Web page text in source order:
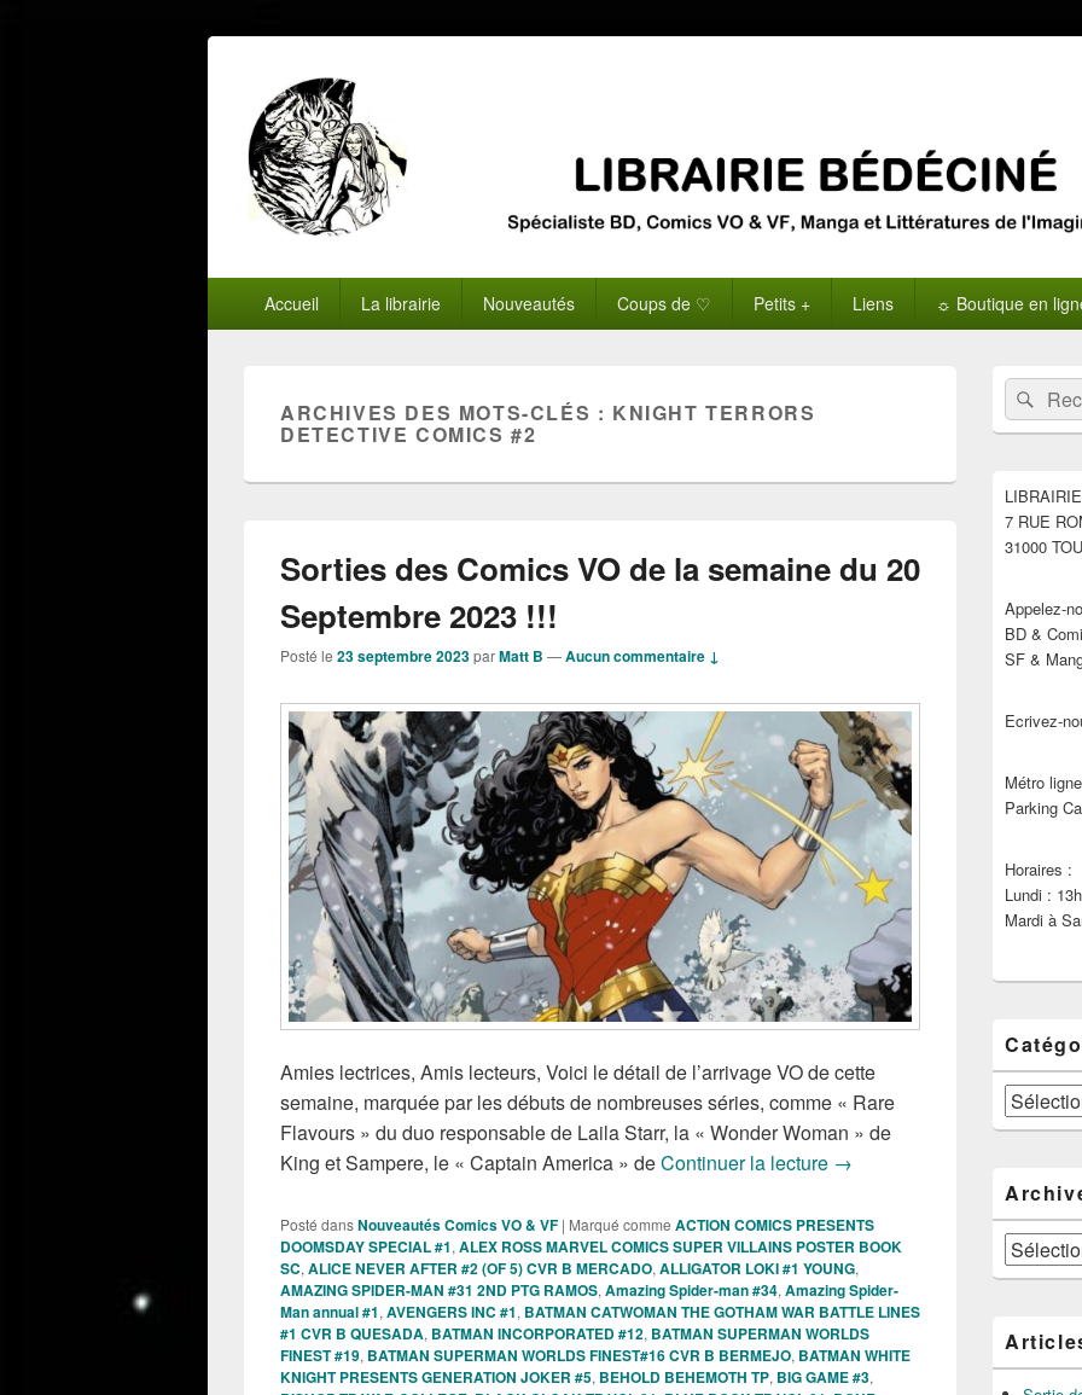
principalAccueil La librairie Nouveautés Coups de ♡ Petits + Liens ☼ Boutique en
ARCHIVES DES MOTS-CLÉS : KNIGHT TERRORS
DETECTIVE COMICS #2
Sorties des Comics VO de la semaine du 20
Septembre 2023 !!!
Posté le 23 septembre 2023parMatt B —Aucun commentaire ↓
Amies lectrices, Amis lecteurs, Voici le détail de l’arrivage VO de cette
semaine, marquée par les débuts de nombreuses séries, comme « Rare
Flavours » du duo responsable de Laila Starr, la « Wonder Woman » de
King et Sampere, le « Captain America » deContinuer la lecture Sorties des Comics VO de
→
Posté dansNouveautés Comics VO & VF | Marqué comme ACTION COMICS PRESENTS
DOOMSDAY SPECIAL #1, ALEX ROSS MARVEL COMICS SUPER VILLAINS POSTER BOOK
SC, ALICE NEVER AFTER #2 (OF 5) CVR B MERCADO, ALLIGATOR LOKI #1 YOUNG,
AMAZING SPIDER-MAN #31 2ND PTG RAMOS, Amazing Spider-man #34, Amazing Spider-
Man annual #1, AVENGERS INC #1, BATMAN CATWOMAN THE GOTHAM WAR BATTLE LINES
#1 CVR B QUESADA, BATMAN INCORPORATED #12, BATMAN SUPERMAN WORLDS
FINEST #19, BATMAN SUPERMAN WORLDS FINEST#16 CVR B BERMEJO, BATMAN WHITE
KNIGHT PRESENTS GENERATION JOKER #5, BEHOLD BEHEMOTH TP, BIG GAME #3,
Zone
principale
de
widget
barre
latérale
Recherche
7 RUE
31000
Appelez-
BD &
SF &
Ecrivez-
Métro
Parking
Horaires :
Lundi :
Mardi à
Catégories
Archives